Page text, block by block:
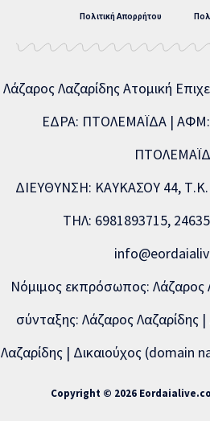
Πολιτική Απορρήτου
Λάζαρος Λαζαρίδης Ατομική
ΕΔΡΑ: ΠΤΟΛΕΜΑΪΔΑ | ΑΦΜ:
ΔΙΕΥΘΥΝΣΗ: ΚΑΥΚΑΣΟΥ 44,
ΤΗΛ: 6981893715,
Νόμιμος εκπρόσωπος: Λάζαρος
σύνταξης: Λάζαρος Λαζαρίδης |
Λαζαρίδης | Δικαιούχος (domain
Copyright © 2026